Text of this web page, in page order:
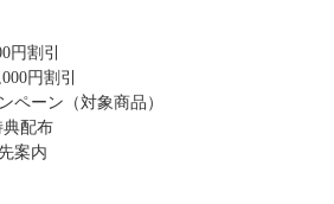
円割引
円割引
ペーン（対象商品）
典配布
案内